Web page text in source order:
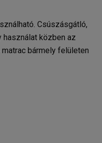
Csúszásgátló,
közben az
bármely felületen